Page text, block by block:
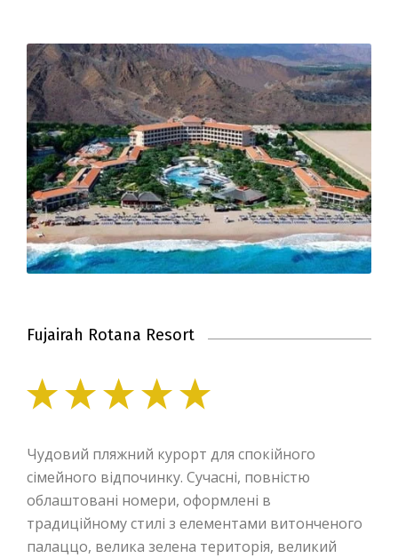
Fujairah Rotana Resort
Чудовий пляжний курорт для спокійного
сімейного відпочинку. Сучасні, повністю
облаштовані номери, оформлені в
традиційному стилі з елементами витонченого
палаццо, велика зелена територія, великий